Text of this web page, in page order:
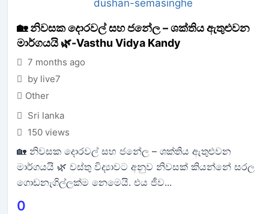
🏡 නිවසක දොරවල් සහ ජනේල – ශක්තිය ඇතුළුවන
මාර්ගයයි 🌿-Vasthu Vidya Kandy
7 months ago
by live7
Other
Sri lanka
150 views
🏡 නිවසක දොරවල් සහ ජනේල – ශක්තිය ඇතුළුවන
මාර්ගයයි 🌿 වස්තු විද්‍යාවට අනුව නිවසක් කියන්නේ සරල
ගොඩනැගිල්ලක්ම නෙමෙයි. එය ජීව...
0